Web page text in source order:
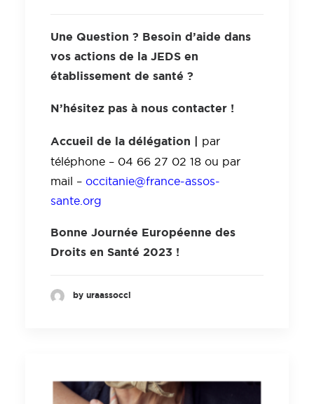
Une Question ? Besoin d’aide dans
vos actions de la JEDS en
établissement de santé ?
N’hésitez pas à nous contacter !
Accueil de la délégation | par
téléphone – 04 66 27 02 18 ou par
mail – occitanie@france-assos-
sante.org
Bonne Journée Européenne des
Droits en Santé 2023 !
by uraassocci